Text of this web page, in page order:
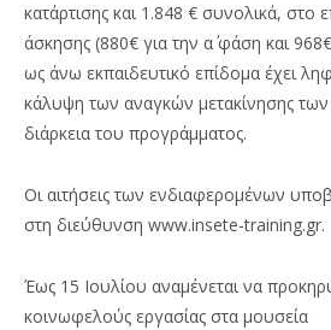
κατάρτισης και 1.848 € συνολικά, στο
άσκησης (880€ για την α΄ φάση και
ως άνω εκπαιδευτικό επίδομα έχει
κάλυψη των αναγκών μετακίνησης
διάρκεια του προγράμματος.
Οι αιτήσεις των ενδιαφερομένων
στη διεύθυνση www.insete-training.gr.
Έως 15 Ιουλίου αναμένεται να
κοινωφελούς εργασίας στα μουσεία